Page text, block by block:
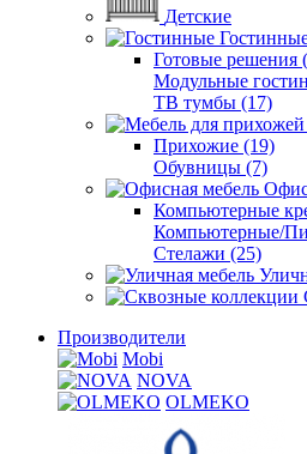
Детские
Готовые решения
Модульные
ТВ тумбы (17)
Прихожие (19)
Обувницы (7)
Компьютерные
Компьютерные/
Стелажи (25)
Производители
Mobi
NOVA
OLMEKO